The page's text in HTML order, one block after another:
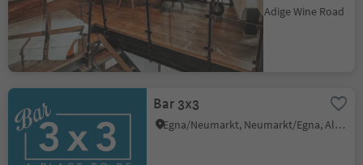
Salorno/Salurn, Alto Adige Wine Road
Bar 3x3
Egna/Neumarkt, Neumarkt/Egna, Alto Adige Wine Road